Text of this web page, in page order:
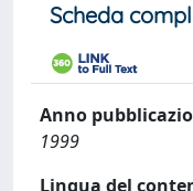
Scheda
Anno
1999
Lingua del